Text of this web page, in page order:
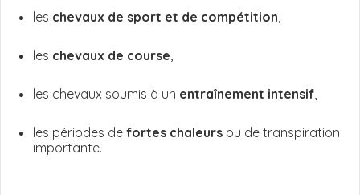
les chevaux de sport et de compétition,
les chevaux de course,
les chevaux soumis à un entraînement intensif,
les périodes de fortes chaleurs ou de transpiration
importante.